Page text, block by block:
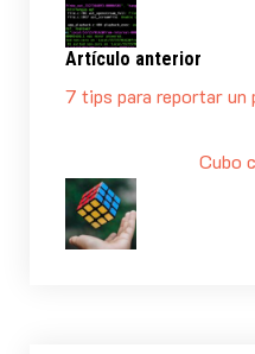
Artículo anterior
7 tips para reportar un
Cubo